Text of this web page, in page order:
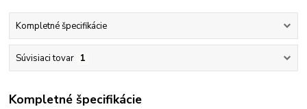
Kompletné špecifikácie
Súvisiaci tovar 1
Kompletné špecifikácie